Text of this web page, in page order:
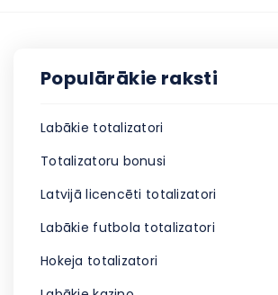
Populārākie raksti
Labākie totalizatori
Totalizatoru bonusi
Latvijā licencēti totalizatori
Labākie futbola totalizatori
Hokeja totalizatori